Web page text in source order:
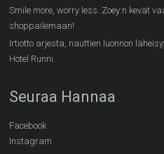
Smile more, worry less. Zoey:n kevät
shoppailemaan!
Irtiotto arjesta, nauttien luonnon
Hotel Runni.
Seuraa Hannaa
Facebook
Instagram